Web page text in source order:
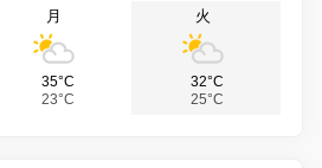
月
35°C
23°C
火
32°C
25°C